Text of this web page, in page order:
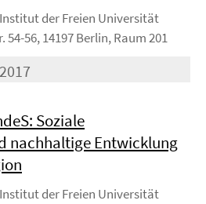
der Freien Universität
56, 14197 Berlin, Raum 201
Soziale
nachhaltige Entwicklung
der Freien Universität